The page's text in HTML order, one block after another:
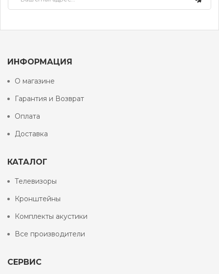
ИНФОРМАЦИЯ
О магазине
Гарантия и Возврат
Оплата
Доставка
КАТАЛОГ
Телевизоры
Кронштейны
Комплекты акустики
Все производители
СЕРВИС